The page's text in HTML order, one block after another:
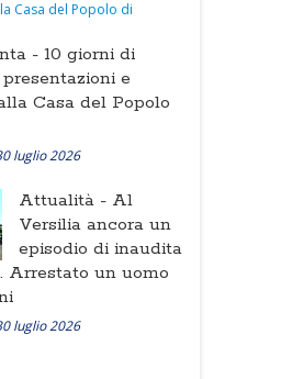
- 10 giorni di
e
Casa del Popolo
luglio 2026
Attualità - Al
Versilia ancora un
episodio di inaudita
Arrestato un uomo
luglio 2026